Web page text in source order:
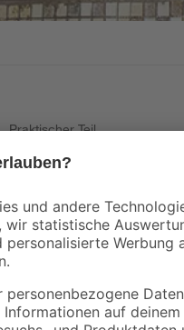
Praktischer Teil